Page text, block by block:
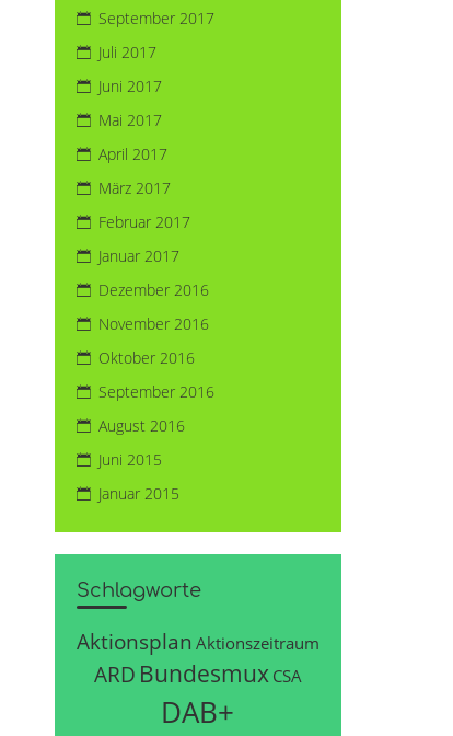
September 2017
Juli 2017
Juni 2017
Mai 2017
April 2017
März 2017
Februar 2017
Januar 2017
Dezember 2016
November 2016
Oktober 2016
September 2016
August 2016
Juni 2015
Januar 2015
Schlagworte
Aktionsplan Aktionszeitraum
ARD Bundesmux CSA
DAB+